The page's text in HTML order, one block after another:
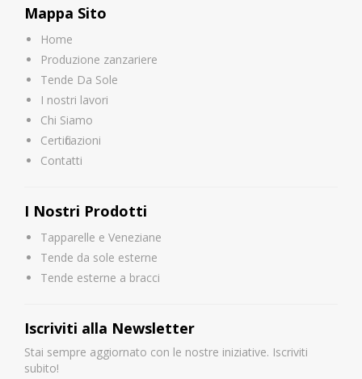
Mappa Sito
Home
Produzione zanzariere
Tende Da Sole
I nostri lavori
Chi Siamo
Certificazioni
Contatti
I Nostri Prodotti
Tapparelle e Veneziane
Tende da sole esterne
Tende esterne a bracci
Iscriviti alla Newsletter
Stai sempre aggiornato con le nostre iniziative. Iscriviti
subito!